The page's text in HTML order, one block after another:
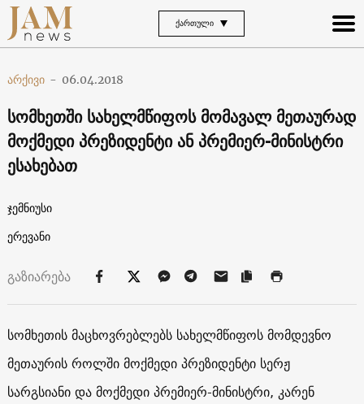
ᲥᲐᲠᲗᲣᲚᲘ
არქივი - 06.04.2018
სომხეთში სახელმწიფოს მომავალ მეთაურად
მოქმედი პრეზიდენტი ან პრემიერ-მინისტრი
ესახებათ
ჯემნიუსი
ერევანი
გაზიარება
სომხეთის მაცხოვრებლებს სახელმწიფოს მომდევნო
მეთაურის როლში მოქმედი პრეზიდენტი სერჟ
სარგსიანი და მოქმედი პრემიერ-მინისტრი, კარენ